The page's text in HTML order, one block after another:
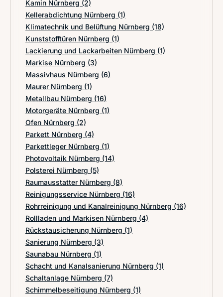
Kamin Nürnberg (2)
Kellerabdichtung Nürnberg (1)
Klimatechnik und Belüftung Nürnberg (18)
Kunststofftüren Nürnberg (1)
Lackierung und Lackarbeiten Nürnberg (1)
Markise Nürnberg (3)
Massivhaus Nürnberg (6)
Maurer Nürnberg (1)
Metallbau Nürnberg (16)
Motorgeräte Nürnberg (1)
Ofen Nürnberg (2)
Parkett Nürnberg (4)
Parkettleger Nürnberg (1)
Photovoltaik Nürnberg (14)
Polsterei Nürnberg (5)
Raumausstatter Nürnberg (8)
Reinigungsservice Nürnberg (16)
Rohrreinigung und Kanalreinigung Nürnberg (16)
Rollladen und Markisen Nürnberg (4)
Rückstausicherung Nürnberg (1)
Sanierung Nürnberg (3)
Saunabau Nürnberg (1)
Schacht und Kanalsanierung Nürnberg (1)
Schaltanlage Nürnberg (7)
Schimmelbeseitigung Nürnberg (1)